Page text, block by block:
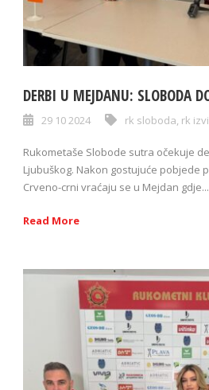
DERBI U MEJDANU: SLOBODA
29 10 2024 rk sloboda rk
Rukometaše Slobode sutra očekuje
Ljubuškog. Nakon gostujuće pobjede
Crveno-crni vraćaju se u Mejdan gdje...
Read More